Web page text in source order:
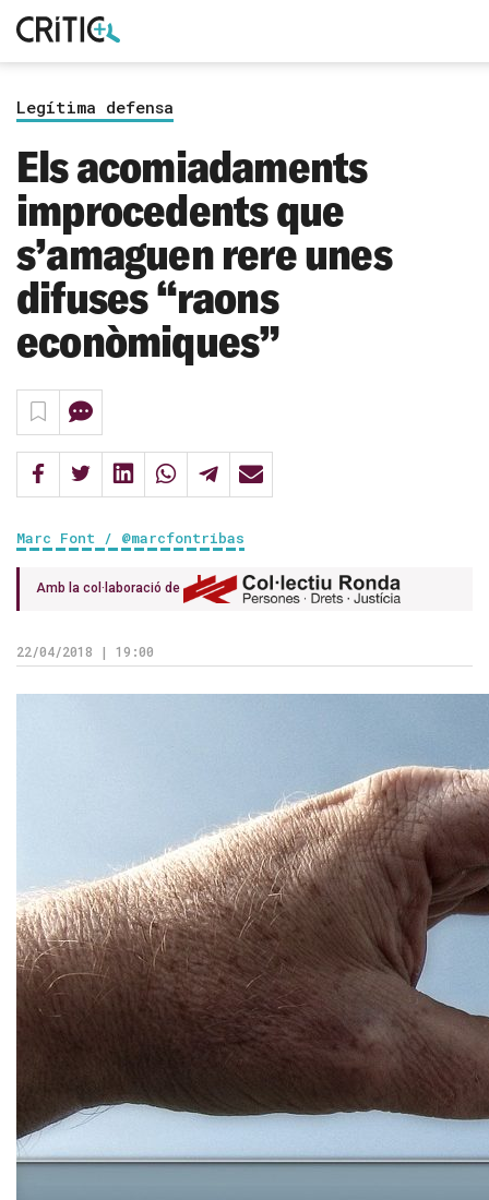
Inicia sessió
Legítima defensa
Els acomiadaments
improcedents que
s’amaguen rere unes
difuses “raons
econòmiques”
Marc Font / @marcfontribas
Amb la col·laboració de
22/04/2018 | 19:00